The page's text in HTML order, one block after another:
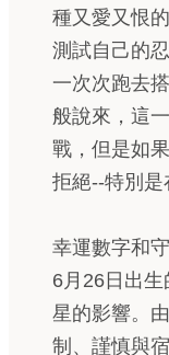
種又愛又恨
測試自己的
一次次跑去
般說來，這
戰，但是如
拒絕--特別是
幸運數字和
6月26日出
星的影響。
制、謹慎與